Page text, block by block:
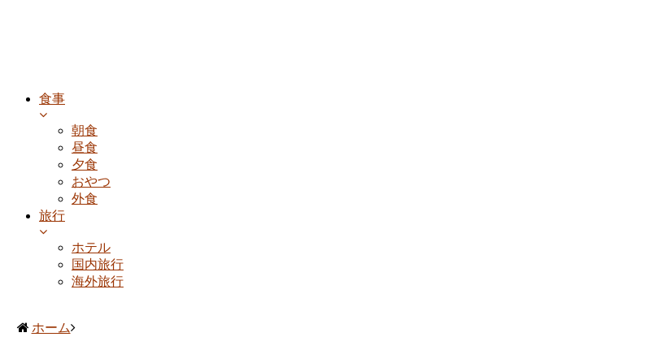
食事
朝食
昼食
夕食
おやつ
外食
旅行
ホテル
国内旅行
海外旅行
ホーム